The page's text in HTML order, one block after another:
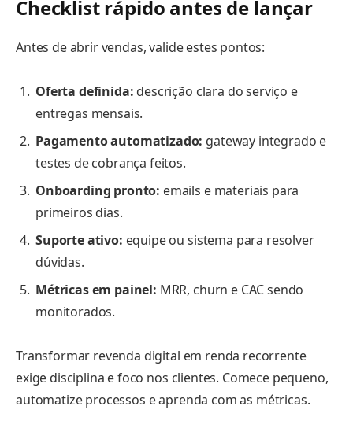
Checklist rápido antes de lançar
Antes de abrir vendas, valide estes pontos:
Oferta definida: descrição clara do serviço e
entregas mensais.
Pagamento automatizado: gateway integrado e
testes de cobrança feitos.
Onboarding pronto: emails e materiais para
primeiros dias.
Suporte ativo: equipe ou sistema para resolver
dúvidas.
Métricas em painel: MRR, churn e CAC sendo
monitorados.
Transformar revenda digital em renda recorrente
exige disciplina e foco nos clientes. Comece pequeno,
automatize processos e aprenda com as métricas.